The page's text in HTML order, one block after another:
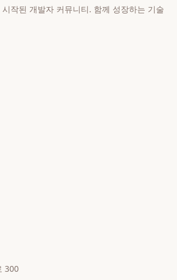
작된 개발자 커뮤니티. 함께 성장하는 기술
300